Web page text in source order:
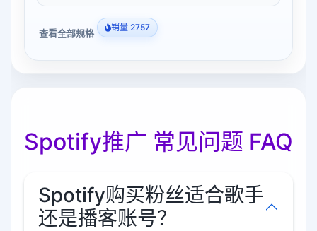
查看全部规格 销量 2757
Spotify推广 常见问题 FAQ
Spotify购买粉丝适合歌手
还是播客账号？